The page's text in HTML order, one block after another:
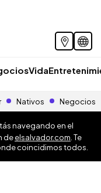
Vida
Nativos Negocios
navegando en el
deelsalvador.com . Te
coincidimos todos.